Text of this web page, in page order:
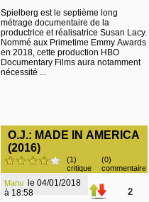
Spielberg est le septième long
métrage documentaire de la
productrice et réalisatrice Susan Lacy.
Nommé aux Primetime Emmy Awards
en 2018, cette production HBO
Documentary Films aura notamment
nécessité ...
O.J.: MADE IN AMERICA
(2016)
(1)
critique
(0)
commentaire
Manu
à 18:58
2